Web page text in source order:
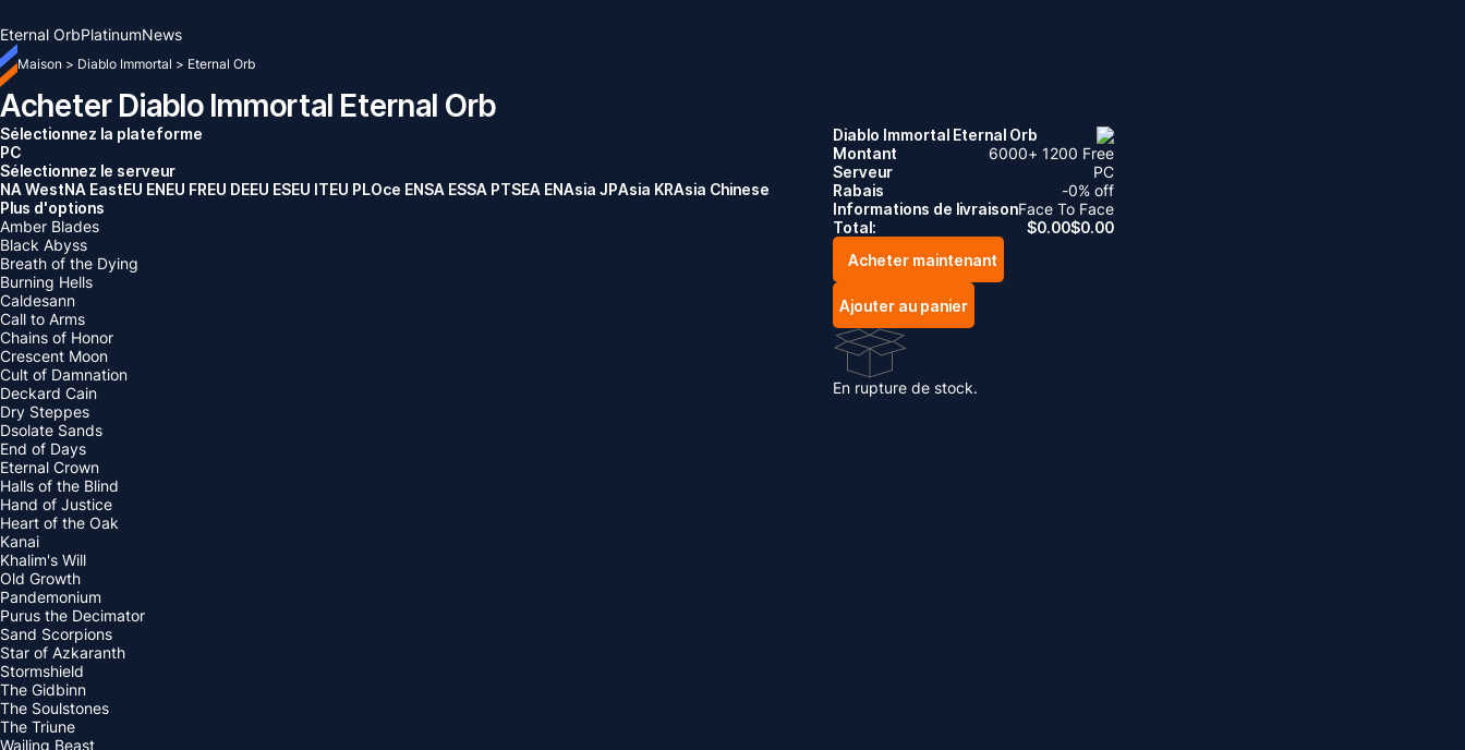
Eternal OrbPlatinumNews
Maison > Diablo Immortal > Eternal Orb
Acheter Diablo Immortal Eternal Orb
Sélectionnez la plateforme
PC
Sélectionnez le serveur
NA WestNA EastEU ENEU FREU DEEU ESEU ITEU PLOce ENSA ESSA PTSEA ENAsia JPAsia KRAsia Chinese
Plus d'options
Amber Blades
Black Abyss
Breath of the Dying
Burning Hells
Caldesann
Call to Arms
Chains of Honor
Crescent Moon
Cult of Damnation
Deckard Cain
Dry Steppes
Dsolate Sands
End of Days
Eternal Crown
Halls of the Blind
Hand of Justice
Heart of the Oak
Kanai
Khalim's Will
Old Growth
Pandemonium
Purus the Decimator
Sand Scorpions
Star of Azkaranth
Stormshield
The Gidbinn
The Soulstones
The Triune
Wailing Beast
Diablo Immortal Eternal Orb
Montant
6000+ 1200 Free
Serveur
PC
Rabais
-0% off
Informations de livraisonFace To Face
Total:
$0.00$0.00
Acheter maintenant
Ajouter au panier
En rupture de stock.